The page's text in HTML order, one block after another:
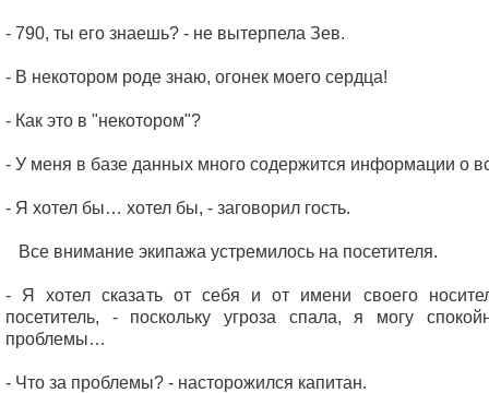
- 790, ты его знаешь? - не вытерпела Зев.
- В некотором роде знаю, огонек моего сердца!
- Как это в "некотором"?
- У меня в базе данных много содержится информации о
- Я хотел бы… хотел бы, - заговорил гость.
Все внимание экипажа устремилось на посетителя.
- Я хотел сказать от себя и от имени своего
посетитель, - поскольку угроза спала, я могу
проблемы…
- Что за проблемы? - насторожился капитан.